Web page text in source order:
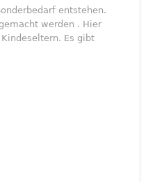
entstehen.
werden . Hier
Es gibt